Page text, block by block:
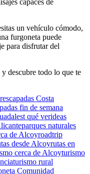
un vehículo cómodo,
furgoneta puede
para disfrutar del
y descubre todo lo que te
escapadas Costa
fin de semana
qué verideas
parques naturales
de Alcoyroadtrip
desde Alcoyrutas en
cerca de Alcoyturismo
turismo rural
Comunidad